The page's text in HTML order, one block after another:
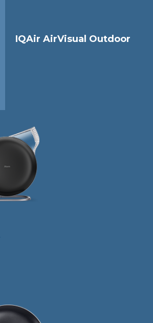
IQAir AirVisual Outdoor